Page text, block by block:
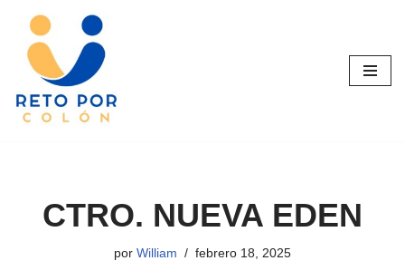
Saltar
contenido
CTRO. NUEVA EDEN
por William febrero 18, 2025